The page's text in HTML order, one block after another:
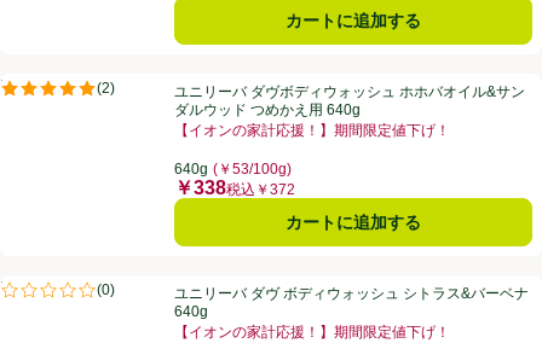
カートに追加する
PR
PR
ユニリーバ ダヴボディウォッシュ ホホバオイル&サンダルウッド つめ
(2)
評価は2件のレビューで5点中5.0点。ユニリーバ ダヴボディウォッシュ ホホバオイル&サン
ダルウッド つめかえ用 640g
【イオンの家計応援！】期間限定値下げ！
640g (￥53/100g)
価格
￥338税込￥372
カートに追加する
PR
PR
ユニリーバ ダヴ ボディウォッシュ シトラス&バーベナ 640g
(0)
評価は0件のレビューで5点中0.0点。ユニリーバ ダヴ ボディウォッシュ シトラス&バーベナ
640g
【イオンの家計応援！】期間限定値下げ！